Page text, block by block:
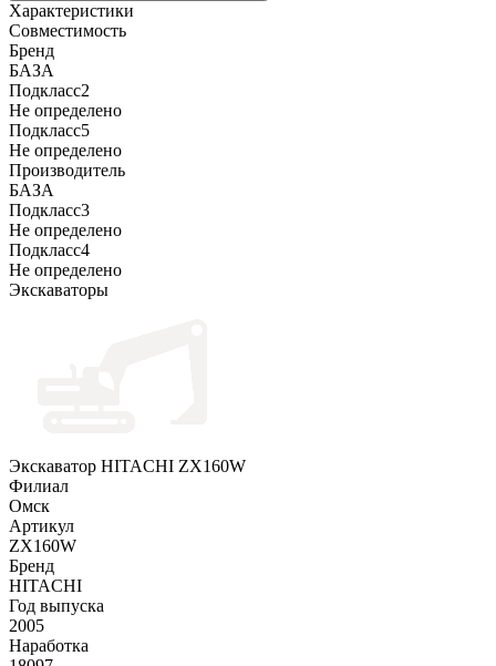
Характеристики
Совместимость
Бренд
БАЗА
Подкласс2
Не определено
Подкласс5
Не определено
Производитель
БАЗА
Подкласс3
Не определено
Подкласс4
Не определено
Экскаваторы
Экскаватор HITACHI ZX160W
Филиал
Омск
Артикул
ZX160W
Бренд
HITACHI
Год выпуска
2005
Наработка